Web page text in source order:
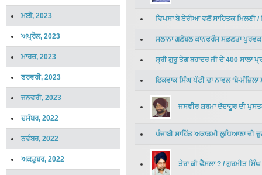
ਮਈ, 2023
ਅਪ੍ਰੈਲ, 2023
ਮਾਰਚ, 2023
ਫਰਵਰੀ, 2023
ਜਨਵਰੀ, 2023
ਦਸੰਬਰ, 2022
ਨਵੰਬਰ, 2022
ਅਕਤੂਬਰ, 2022
ਵਿਪਸਾ ਬੇ ਏਰੀਆ ਵਲੋਂ ਸਾਹਿਤਕ ਮਿਲਣੀ/
ਸਲਾਨਾ ਗਲੋਬਲ ਕਾਨਫਰੰਸ ਸਫ਼ਲਤਾ
ਸ੍ਰੀ ਗੁਰੂ ਤੇਗ ਬਹਾਦਰ ਜੀ ਦੇ 400 ਸਾਲਾ
ਇਕਵਾਕ ਸਿੰਘ ਪੱਟੀ ਦਾ ਨਾਵਲ ‘ਬੇ-
ਜਸਵੀਰ ਸ਼ਰਮਾ ਦੱਦਾਹੂਰ ਦੀ
ਪੰਜਾਬੀ ਸਾਹਿੱਤ ਅਕਾਡਮੀ ਲੁਧਿਆਣਾ ਦੀ
ਤੇਰਾ ਕੀ ਫੈਸਲਾ ? / ਗੁਰਮੀਤ ਸਿੰਘ